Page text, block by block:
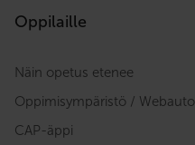
Oppilaille
Näin opetus etenee
Oppimisympäristö / Webauto
CAP-äppi